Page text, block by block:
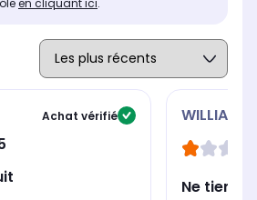
en cliquant ici.
Achat vérifié WILLIAM
Ne tiens